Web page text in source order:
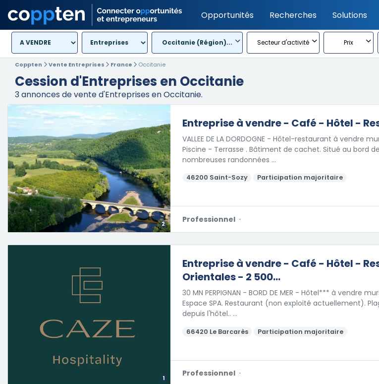
Opportunités Recherches Solutions
Occitanie (Région)... Secteur d'activité Prix
Coppten Vente Entreprises France Occitanie
Cession d'Entreprises en Occitanie
3annonces de vente d'Entreprises en Occitanie.
2
Entreprise à vendre - Café - Hôtel -
VALLEE DE LA DORDOGNE - Hôtel-restaurant à vendre
Piscine - Terrasse . Bâtiment de cachet. Situé au bord
nombreuses randonnées …
46200 Saint-Sozy Participation majoritaire
Professionnel ·
1
Entreprise à vendre - Café - Hôtel -
Orientales - 2 500...
30 MN PERPIGNAN - BORD DE MER - Hôtel*** à vendre
Espace SPA. Restaurant (non exploité actuellement).
depuis l'hôtel.. …
66420 Le Barcarès Participation majoritaire
Professionnel ·